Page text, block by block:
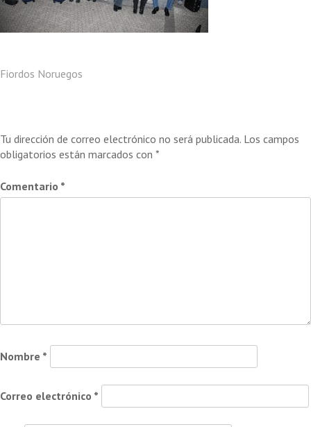
Navegación
Fiordos Noruegos
Tu dirección de correo electrónico no será publicada. Los campos
obligatorios están marcados con *
Comentario *
Nombre *
Correo electrónico *